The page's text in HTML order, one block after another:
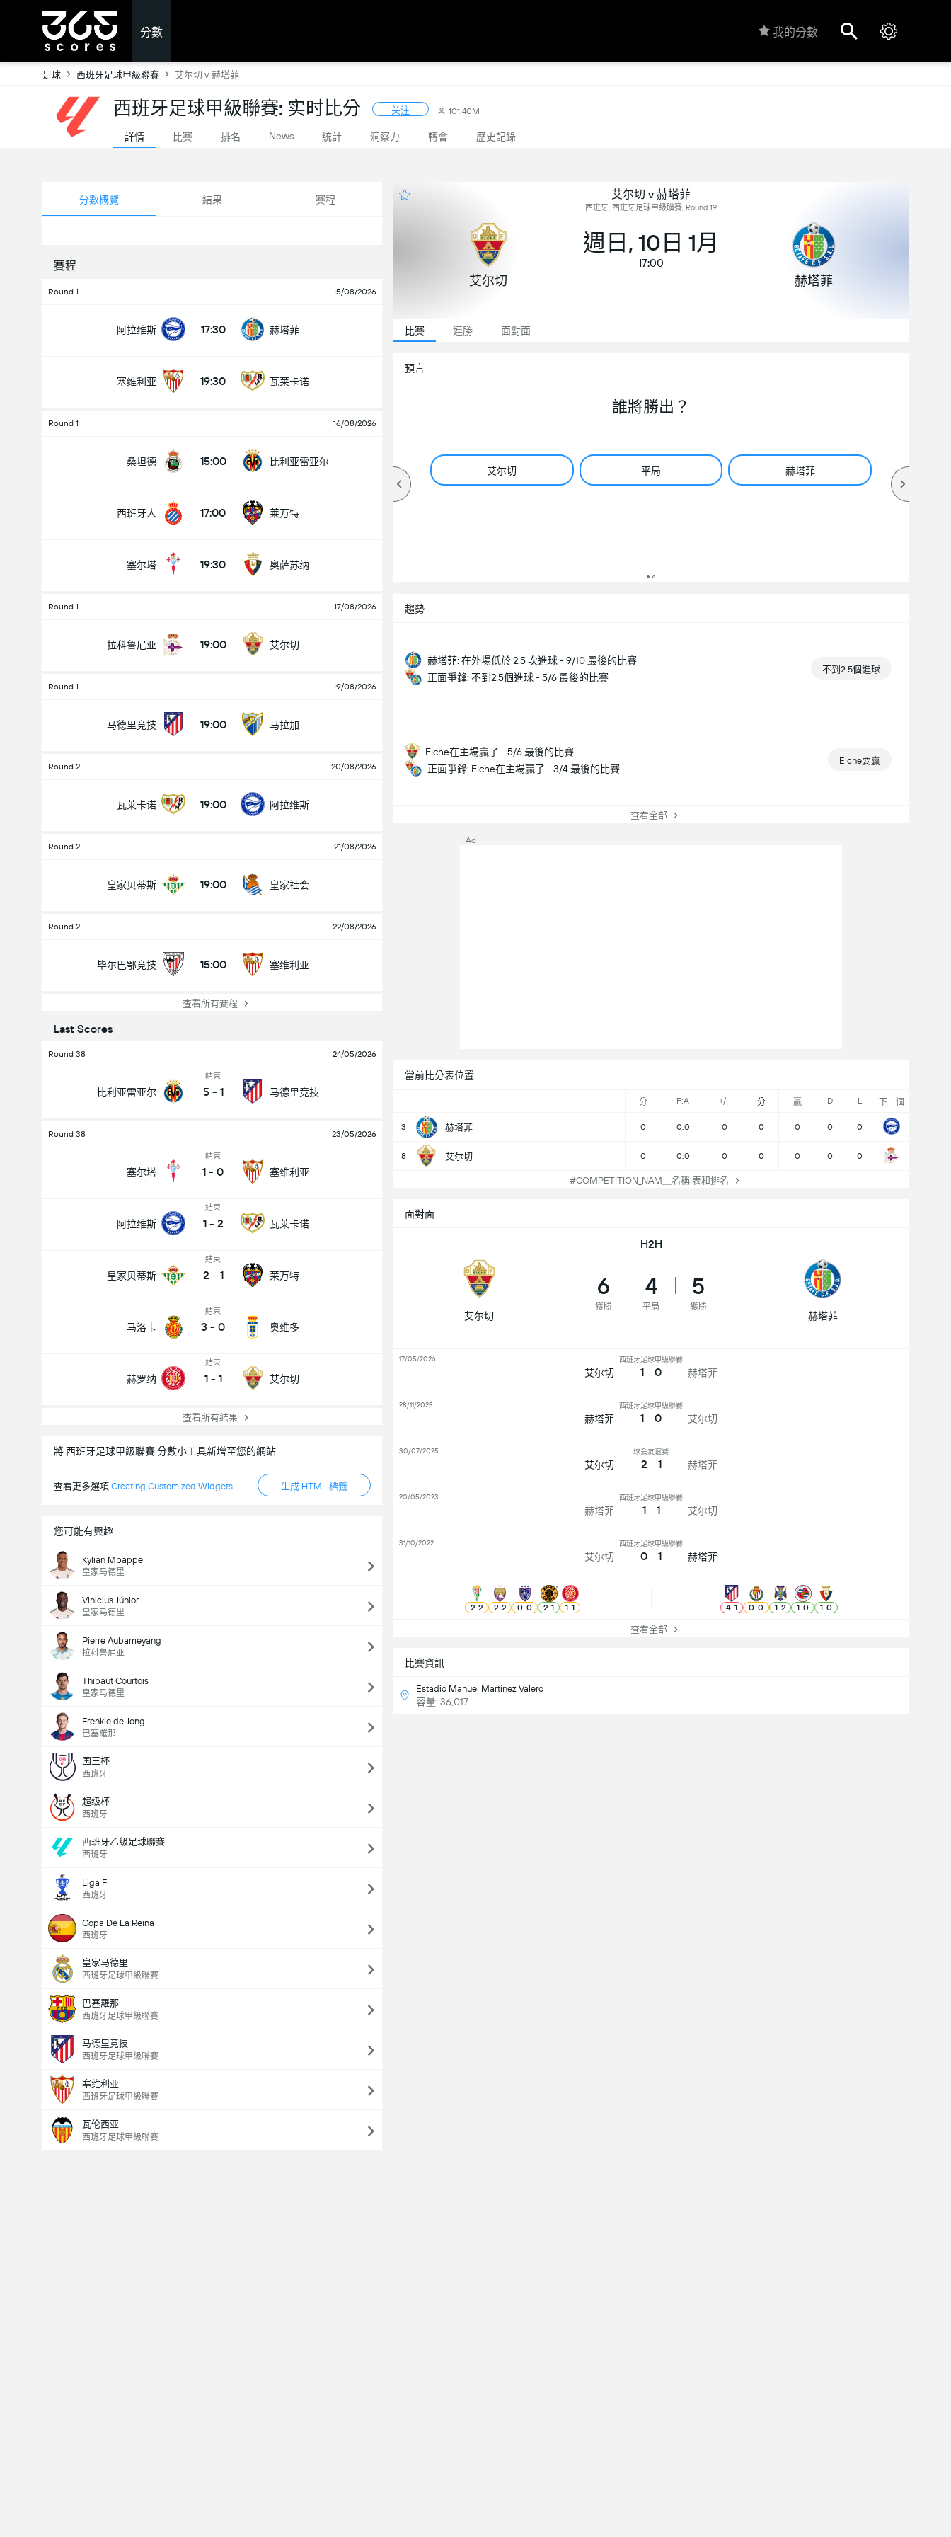
分數 我的分數
足球 西班牙足球甲級聯賽 艾尔切 v 赫塔菲
西班牙足球甲級聯賽: 实时比分 关注 101.40M
詳情 比賽 排名 News 統計 洞察力 轉會 歷史記錄
分數概覽 結果 賽程
賽程
Round 1 15/08/2026
阿拉维斯 17:30 赫塔菲
塞维利亚 19:30 瓦莱卡诺
Round 1 16/08/2026
桑坦德 15:00 比利亚雷亚尔
西班牙人 17:00 莱万特
塞尔塔 19:30 奥萨苏纳
Round 1 17/08/2026
拉科鲁尼亚 19:00 艾尔切
Round 1 19/08/2026
马德里竞技 19:00 马拉加
Round 2 20/08/2026
瓦莱卡诺 19:00 阿拉维斯
Round 2 21/08/2026
皇家贝蒂斯 19:00 皇家社会
Round 2 22/08/2026
毕尔巴鄂竞技 15:00 塞维利亚
查看所有賽程
Last Scores
Round 38 24/05/2026
比利亚雷亚尔
結束
5 - 1 马德里竞技
Round 38 23/05/2026
塞尔塔
結束
1 - 0 塞维利亚
阿拉维斯
結束
1 - 2 瓦莱卡诺
皇家贝蒂斯
結束
2 - 1 莱万特
马洛卡
結束
3 - 0 奥维多
赫罗纳
結束
1 - 1 艾尔切
查看所有結果
將 西班牙足球甲級聯賽 分數小工具新增至您的網站
查看更多選項 Creating Customized Widgets 生成 HTML 標籤
您可能有興趣
Kylian Mbappe
皇家马德里
Vinicius Júnior
皇家马德里
Pierre Aubameyang
拉科鲁尼亚
Thibaut Courtois
皇家马德里
Frenkie de Jong
巴塞羅那
国王杯
西班牙
超级杯
西班牙
西班牙乙級足球聯賽
西班牙
Liga F
西班牙
Copa De La Reina
西班牙
皇家马德里
西班牙足球甲級聯賽
巴塞羅那
西班牙足球甲級聯賽
马德里竞技
西班牙足球甲級聯賽
塞维利亚
西班牙足球甲級聯賽
瓦伦西亚
西班牙足球甲級聯賽
艾尔切 v 赫塔菲
西班牙, 西班牙足球甲級聯賽, Round 19
艾尔切
週日, 10日 1月
17:00
赫塔菲
比賽 連勝 面對面
預言
誰將勝出？
艾尔切 平局 赫塔菲
趨勢
赫塔菲: 在外場低於 2.5 次進球 - 9/10 最後的比賽
正面爭鋒: 不到2.5個進球 - 5/6 最後的比賽
不到2.5個進球
Elche在主場贏了 - 5/6 最後的比賽
正面爭鋒: Elche在主場贏了 - 3/4 最後的比賽
Elche要贏
查看全部
當前比分表位置
分 F:A +/- 分 贏 D L 下一個
3 赫塔菲 0 0:0 0 0 0 0 0
8 艾尔切 0 0:0 0 0 0 0 0
#COMPETITION_NAM＿名稱 表和排名
比賽資訊
Estadio Manuel Martínez Valero
容量: 36,017
面對面
H2H
艾尔切
6
獲勝
4
平局
5
獲勝
赫塔菲
艾尔切
西班牙足球甲級聯賽
1 - 0 赫塔菲
17/05/2026
赫塔菲
西班牙足球甲級聯賽
1 - 0 艾尔切
28/11/2025
艾尔切
球会友谊赛
2 - 1 赫塔菲
30/07/2025
赫塔菲
西班牙足球甲級聯賽
1 - 1 艾尔切
20/05/2023
艾尔切
西班牙足球甲級聯賽
0 - 1 赫塔菲
31/10/2022
2-2 2-2 0-0 2-1 1-1 4-1 0-0 1-2 1-0 1-0
查看全部
Ad